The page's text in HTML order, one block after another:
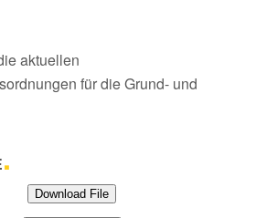
aktuellen
für die Grund- und
.
Download File